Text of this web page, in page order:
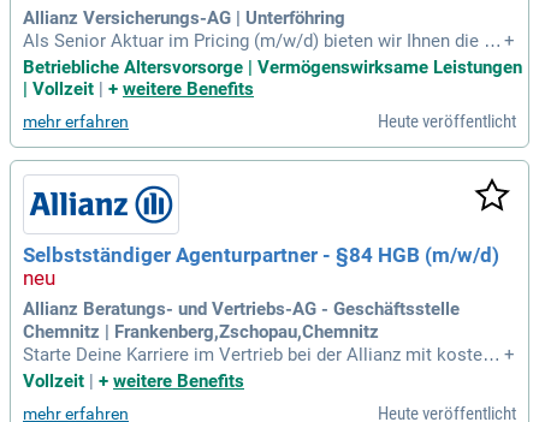
Allianz Versicherungs-AG | Unterföhring
Als Senior Aktuar im Pricing (m/w/d) bieten wir Ihnen die M
öglichkeit, spannende Herausforderungen im datengetriebe
nen Pricing zu meistern. Sie entwickeln moderne Pricing-Mo
fahren. Zudem übernehmen Sie die aktuarielle Verantwortun
g bei Produktneuentwicklungen, einschließlich Tarifkalkulati
on und Machbarkeitsbewertung. Ihre Expertise fließt in die
Automatisierung und Optimierung aktuarieller Prozesse ein.
In enger Zusammenarbeit mit verschiedenen Stakeholdern s
tellen Sie integrierte Lösungen sicher und analysieren wirts
chaftliche Potenziale. Die Aufbereitung komplexer Datenana
lysen für das Management rundet Ihre verantwortungsvolle
Rolle ab.
+
Betriebliche Altersvorsorge | Vermögenswirksame Leistungen
| Vollzeit | + weitere Benefits
mehr erfahren Heute veröffentlicht
Selbstständiger Agenturpartner - §84 HGB (m/w/d)
Allianz Beratungs- und Vertriebs-AG - Geschäftsstelle
Chemnitz | Frankenberg,Zschopau,Chemnitz
Starte Deine Karriere im Vertrieb bei der Allianz mit kostenfr
eier Unterstützung durch Fachspezialist:innen und attraktive
+
Vollzeit | + weitere Benefits
mehr erfahren Heute veröffentlicht